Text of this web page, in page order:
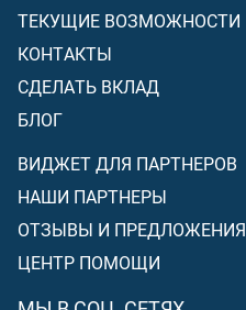
ТЕКУЩИЕ ВОЗМОЖНОСТИ
КОНТАКТЫ
СДЕЛАТЬ ВКЛАД
БЛОГ
ВИДЖЕТ ДЛЯ ПАРТНЕРОВ
НАШИ ПАРТНЕРЫ
ОТЗЫВЫ И ПРЕДЛОЖЕНИЯ
ЦЕНТР ПОМОЩИ